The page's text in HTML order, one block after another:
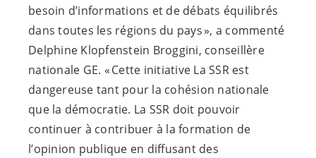
besoin d’informations et de débats équilibrés
dans toutes les régions du pays », a commenté
Delphine Klopfenstein Broggini, conseillère
nationale GE. « Cette initiative La SSR est
dangereuse tant pour la cohésion nationale
que la démocratie. La SSR doit pouvoir
continuer à contribuer à la formation de
l’opinion publique en diffusant des